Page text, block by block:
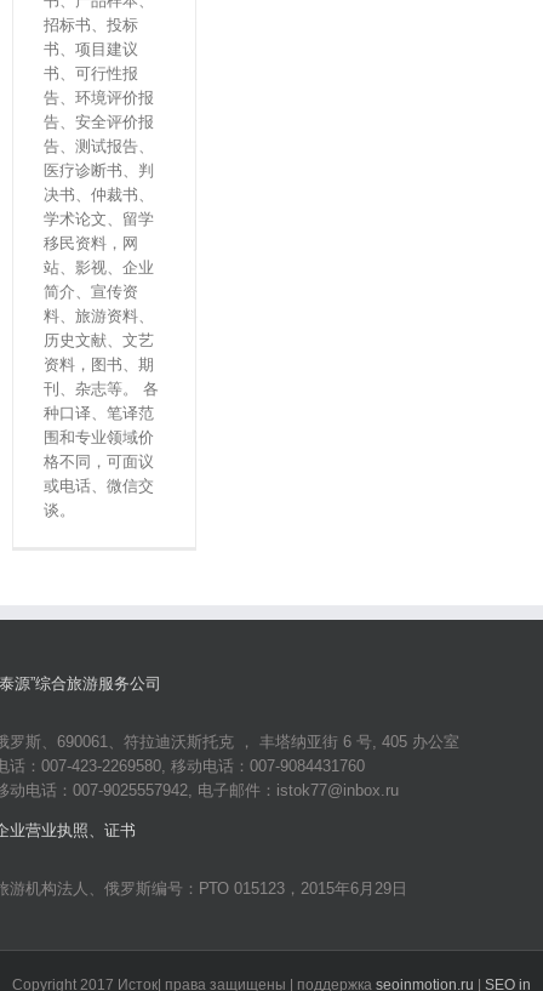
招标书、投标
书、项目建议
书、可行性报
告、环境评价报
告、安全评价报
告、测试报告、
医疗诊断书、判
决书、仲裁书、
学术论文、留学
移民资料，网
站、影视、企业
简介、宣传资
料、旅游资料、
历史文献、文艺
资料，图书、期
刊、杂志等。 各
种口译、笔译范
围和专业领域价
格不同，可面议
或电话、微信交
谈。
源”综合旅游服务公司
罗斯、690061、符拉迪沃斯托克 ， 丰塔纳亚街 6 号, 405 办公室
话：007-423-2269580, 移动电话：007-9084431760
动电话：007-9025557942, 电子邮件：istok77@inbox.ru
业营业执照、证书
游机构法人、俄罗斯编号：РТО 015123，2015年6月29日
Copyright 2017 Исток| права защищены | поддержка seoinmotion.ru SEO in